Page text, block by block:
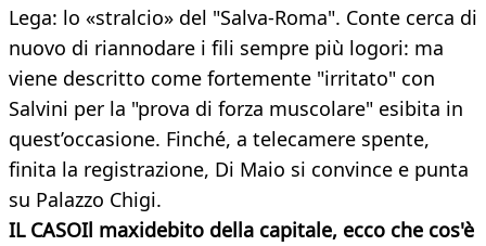
Lega: lo «stralcio» del "Salva-Roma". Conte cerca di
nuovo di riannodare i fili sempre più logori: ma
viene descritto come fortemente "irritato" con
Salvini per la "prova di forza muscolare" esibita in
quest’occasione. Finché, a telecamere spente,
finita la registrazione, Di Maio si convince e punta
su Palazzo Chigi.
IL CASOIl maxidebito della capitale, ecco che cos'è